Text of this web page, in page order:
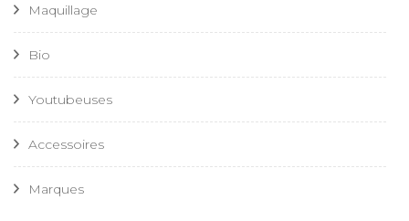
Maquillage
Bio
Youtubeuses
Accessoires
Marques